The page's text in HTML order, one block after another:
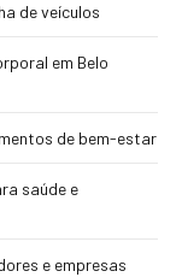
de veículos
em Belo
de bem-estar
saúde e
e empresas